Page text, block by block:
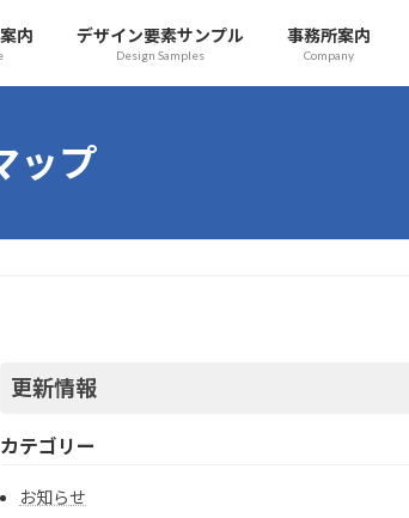
内 デザイン要素サンプル
Design Samples
事務所案内
Company
ップ
更新情報
カテゴリー
お知らせ